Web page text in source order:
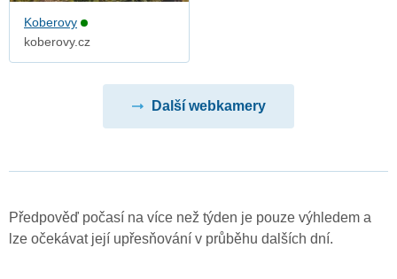
Koberovy
koberovy.cz
Další webkamery
Předpověď počasí na více než týden je pouze výhledem a
lze očekávat její upřesňování v průběhu dalších dní.